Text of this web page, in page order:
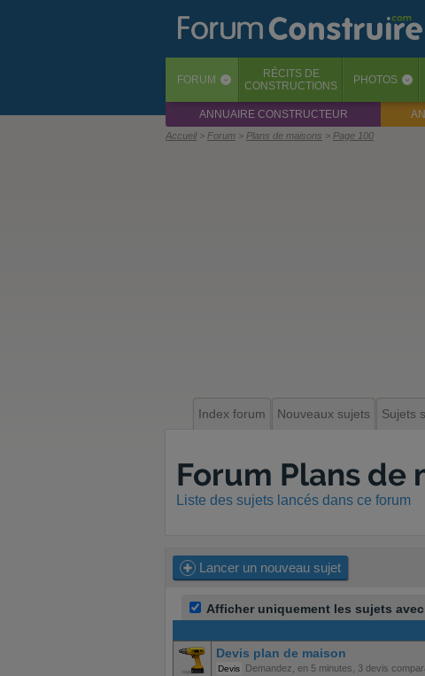
FORUM ‹ RÉCITS DE
CONSTRUCTIONS
PHOTOS ‹
ANNUAIRE CONSTRUCTEUR
Accueil Forum Plans de maisons Page 100
Index forum Nouveaux sujets Sujets
Forum Plans de
Liste des sujets lancés dans ce forum
Lancer un nouveau sujet
Afficher uniquement les sujets
Devis plan de maison
Devis Demandez, en 5 minutes, 3 devis